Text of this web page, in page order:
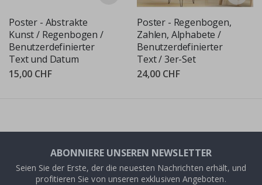
Poster - Abstrakte
Kunst / Regenbogen /
Benutzerdefinierter
Text und Datum
15,00 CHF
Poster - Regenbogen,
Zahlen, Alphabete /
Benutzerdefinierter
Text / 3er-Set
24,00 CHF
ABONNIERE UNSEREN NEWSLETTER
Seien Sie der Erste, der die neuesten Nachrichten erhält, und
profitieren Sie von unseren exklusiven Angeboten.